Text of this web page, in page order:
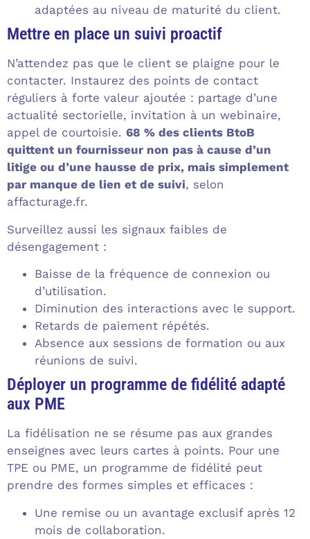
adaptées au niveau de maturité du client.
Mettre en place un suivi proactif
N’attendez pas que le client se plaigne pour le
contacter. Instaurez des points de contact
réguliers à forte valeur ajoutée : partage d’une
actualité sectorielle, invitation à un webinaire,
appel de courtoisie. 68 % des clients BtoB
quittent un fournisseur non pas à cause d’un
litige ou d’une hausse de prix, mais simplement
par manque de lien et de suivi, selon
affacturage.fr.
Surveillez aussi les signaux faibles de
désengagement :
Baisse de la fréquence de connexion ou
d’utilisation.
Diminution des interactions avec le support.
Retards de paiement répétés.
Absence aux sessions de formation ou aux
réunions de suivi.
Déployer un programme de fidélité adapté
aux PME
La fidélisation ne se résume pas aux grandes
enseignes avec leurs cartes à points. Pour une
TPE ou PME, un programme de fidélité peut
prendre des formes simples et efficaces :
Une remise ou un avantage exclusif après 12
mois de collaboration.